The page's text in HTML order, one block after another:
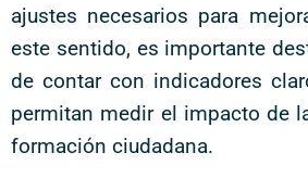
ajustes necesarios para
este sentido, es importante
de contar con indicadores
permitan medir el impacto de
formación ciudadana.